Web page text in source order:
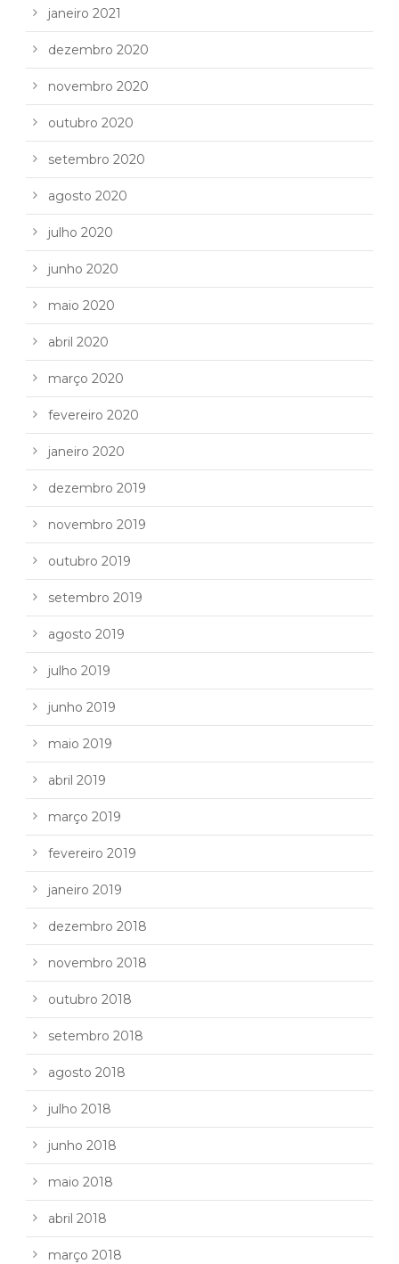
janeiro 2021
dezembro 2020
novembro 2020
outubro 2020
setembro 2020
agosto 2020
julho 2020
junho 2020
maio 2020
abril 2020
março 2020
fevereiro 2020
janeiro 2020
dezembro 2019
novembro 2019
outubro 2019
setembro 2019
agosto 2019
julho 2019
junho 2019
maio 2019
abril 2019
março 2019
fevereiro 2019
janeiro 2019
dezembro 2018
novembro 2018
outubro 2018
setembro 2018
agosto 2018
julho 2018
junho 2018
maio 2018
abril 2018
março 2018